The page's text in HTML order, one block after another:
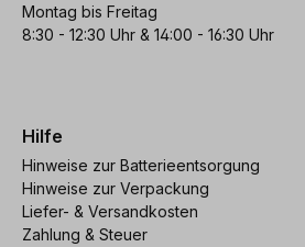
Montag bis Freitag
8:30 - 12:30 Uhr & 14:00 - 16:30 Uhr
Hilfe
Hinweise zur Batterieentsorgung
Hinweise zur Verpackung
Liefer- & Versandkosten
Zahlung & Steuer